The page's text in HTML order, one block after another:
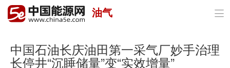
首页
政策与经济
油气 
中国石油长庆油田第一采气厂妙手治理
长停井“沉睡储量”变“实效增量”